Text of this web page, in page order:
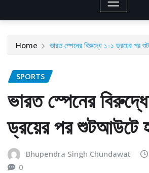
Home ভারত স্পেনের বিরুদ্ধে ১-১ ড্রয়ের পর
SPORTS
ভারত স্পেনের
ড্রয়ের পর শুটআউটে
Bhupendra Singh Chundawat
0